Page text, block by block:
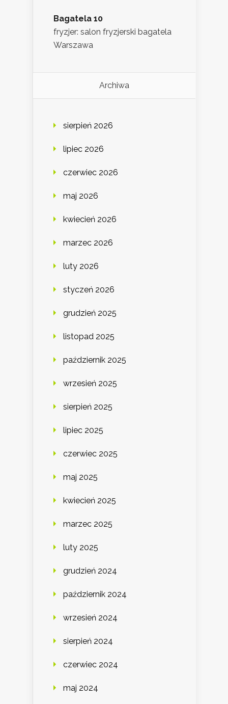
Bagatela 10
fryzjer: salon fryzjerski bagatela
Warszawa
Archiwa
sierpień 2026
lipiec 2026
czerwiec 2026
maj 2026
kwiecień 2026
marzec 2026
luty 2026
styczeń 2026
grudzień 2025
listopad 2025
październik 2025
wrzesień 2025
sierpień 2025
lipiec 2025
czerwiec 2025
maj 2025
kwiecień 2025
marzec 2025
luty 2025
grudzień 2024
październik 2024
wrzesień 2024
sierpień 2024
czerwiec 2024
maj 2024